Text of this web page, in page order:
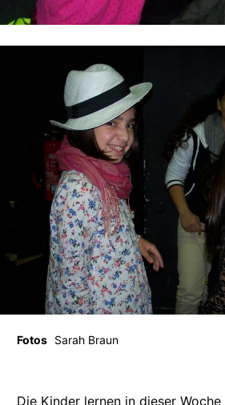
Fotos Sarah Braun
Die Kinder lernen in dieser Woche